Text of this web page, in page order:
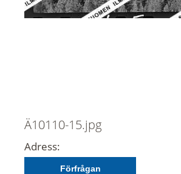
Ä10110-15.jpg
Adress:
Förfrågan